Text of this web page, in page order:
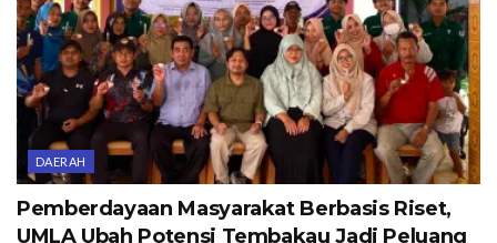
DAERAH
Pemberdayaan Masyarakat Berbasis Riset,
UMLA Ubah Potensi Tembakau Jadi Peluang